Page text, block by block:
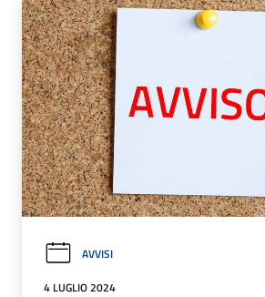
AVVISI
4 LUGLIO 2024